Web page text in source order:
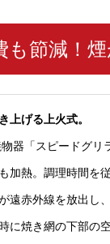
節減！煙
上げる上火式。
器「スピードグ
加熱。調理時間を
遠赤外線を放出
に焼き網の下部